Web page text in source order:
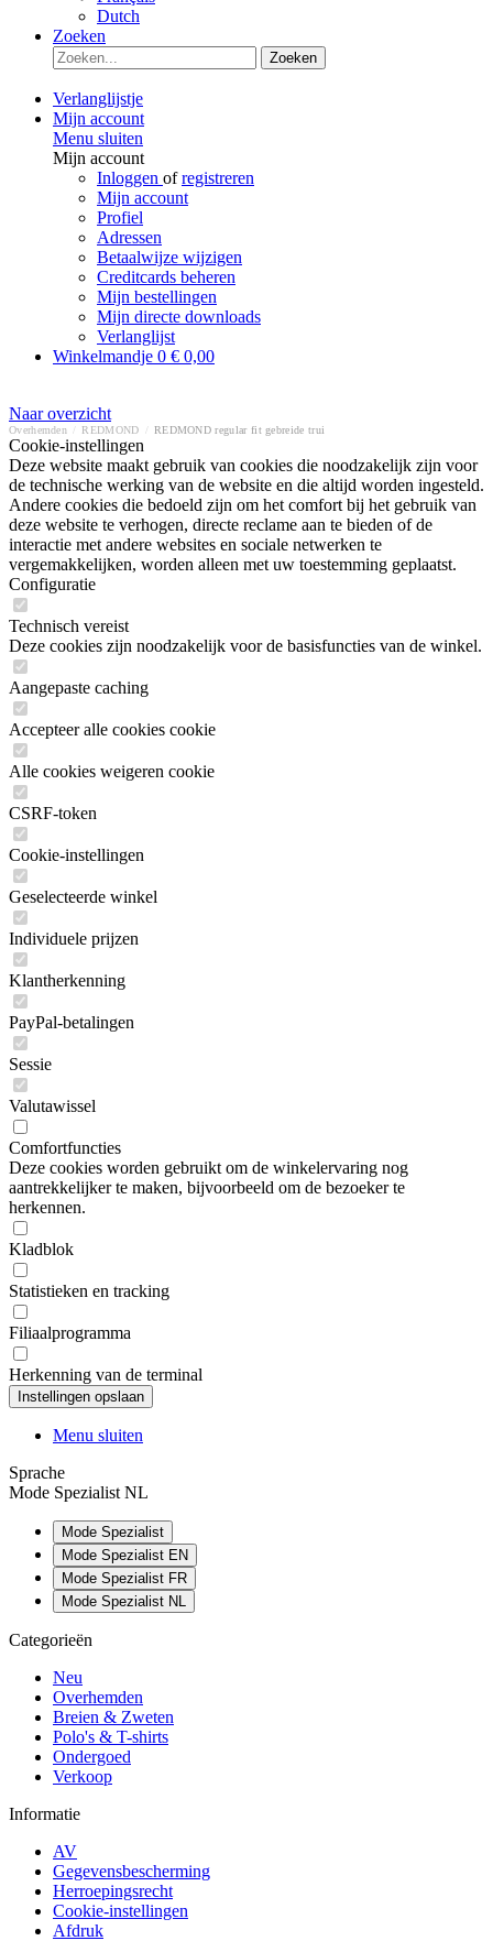
Dutch
Zoeken
Zoeken
Verlanglijstje
Mijn account
Menu sluiten
Mijn account
Inloggen ofregistreren
Mijn account
Profiel
Adressen
Betaalwijze wijzigen
Creditcards beheren
Mijn bestellingen
Mijn directe downloads
Verlanglijst
Winkelmandje 0 € 0,00
Naar overzicht
Overhemden REDMOND REDMOND regular fit gebreide trui
Cookie-instellingen
Deze website maakt gebruik van cookies die noodzakelijk zijn voor
de technische werking van de website en die altijd worden ingesteld.
Andere cookies die bedoeld zijn om het comfort bij het gebruik van
deze website te verhogen, directe reclame aan te bieden of de
interactie met andere websites en sociale netwerken te
vergemakkelijken, worden alleen met uw toestemming geplaatst.
Configuratie
Technisch vereist
Deze cookies zijn noodzakelijk voor de basisfuncties van de winkel.
Aangepaste caching
Accepteer alle cookies cookie
Alle cookies weigeren cookie
CSRF-token
Cookie-instellingen
Geselecteerde winkel
Individuele prijzen
Klantherkenning
PayPal-betalingen
Sessie
Valutawissel
Comfortfuncties
Deze cookies worden gebruikt om de winkelervaring nog
aantrekkelijker te maken, bijvoorbeeld om de bezoeker te
herkennen.
Kladblok
Statistieken en tracking
Filiaalprogramma
Herkenning van de terminal
Menu sluiten
Sprache
Mode Spezialist NL
Mode Spezialist
Mode Spezialist EN
Mode Spezialist FR
Mode Spezialist NL
Categorieën
Neu
Overhemden
Breien & Zweten
Polo's & T-shirts
Ondergoed
Verkoop
Informatie
AV
Gegevensbescherming
Herroepingsrecht
Cookie-instellingen
Afdruk